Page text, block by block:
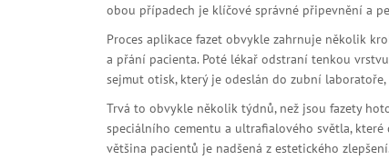
obou případech je klíčové správné připevnění a
Proces aplikace fazet obvykle zahrnuje několik
a přání pacienta. Poté lékař odstraní tenkou
sejmut otisk, který je odeslán do zubní
Trvá to obvykle několik týdnů, než jsou fazety
speciálního cementu a ultrafialového světla,
většina pacientů je nadšená z estetického zlepšení.